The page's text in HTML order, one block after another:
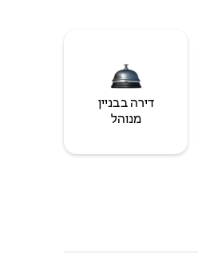
דירה בבניין
מנוהל